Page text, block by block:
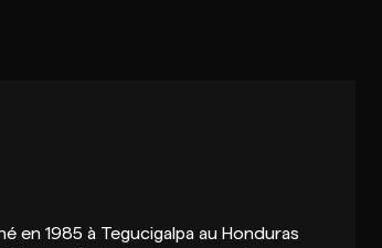
en 1985 à Tegucigalpa au Honduras